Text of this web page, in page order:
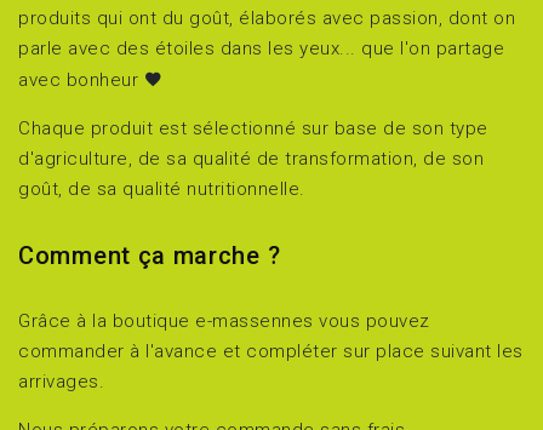
produits qui ont du goût, élaborés avec passion, dont on
parle avec des étoiles dans les yeux... que l'on partage
avec bonheur
Chaque produit est sélectionné sur base de son type
d'agriculture, de sa qualité de transformation, de son
goût, de sa qualité nutritionnelle.
Comment ça marche ?
Grâce à la boutique e-massennes vous pouvez
commander à l'avance et compléter sur place suivant les
arrivages.